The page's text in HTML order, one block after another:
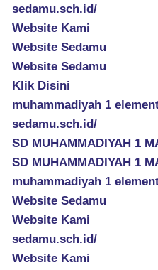
sedamu.sch.id/
Website Kami
Website Sedamu
Website Sedamu
Klik Disini
muhammadiyah 1
sedamu.sch.id/
SD MUHAMMADIYAH 1
SD MUHAMMADIYAH 1
muhammadiyah 1
Website Sedamu
Website Kami
sedamu.sch.id/
Website Kami